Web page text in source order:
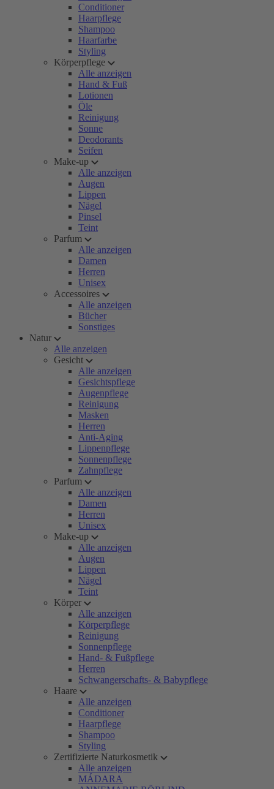
Conditioner
Haarpflege
Shampoo
Haarfarbe
Styling
Körperpflege
Alle anzeigen
Hand & Fuß
Lotionen
Öle
Reinigung
Sonne
Deodorants
Seifen
Make-up
Alle anzeigen
Augen
Lippen
Nägel
Pinsel
Teint
Parfum
Alle anzeigen
Damen
Herren
Unisex
Accessoires
Alle anzeigen
Bücher
Sonstiges
Natur
Alle anzeigen
Gesicht
Alle anzeigen
Gesichtspflege
Augenpflege
Reinigung
Masken
Herren
Anti-Aging
Lippenpflege
Sonnenpflege
Zahnpflege
Parfum
Alle anzeigen
Damen
Herren
Unisex
Make-up
Alle anzeigen
Augen
Lippen
Nägel
Teint
Körper
Alle anzeigen
Körperpflege
Reinigung
Sonnenpflege
Hand- & Fußpflege
Herren
Schwangerschafts- & Babypflege
Haare
Alle anzeigen
Conditioner
Haarpflege
Shampoo
Styling
Zertifizierte Naturkosmetik
Alle anzeigen
MÁDARA